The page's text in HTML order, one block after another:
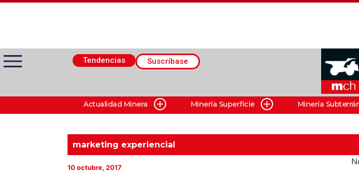
Tendencias Suscríbase
Actualidad Minera
Minería Superficie
Actualidad Minera Minería Superficie Minería
marketing experiencial
10 octubre, 2017